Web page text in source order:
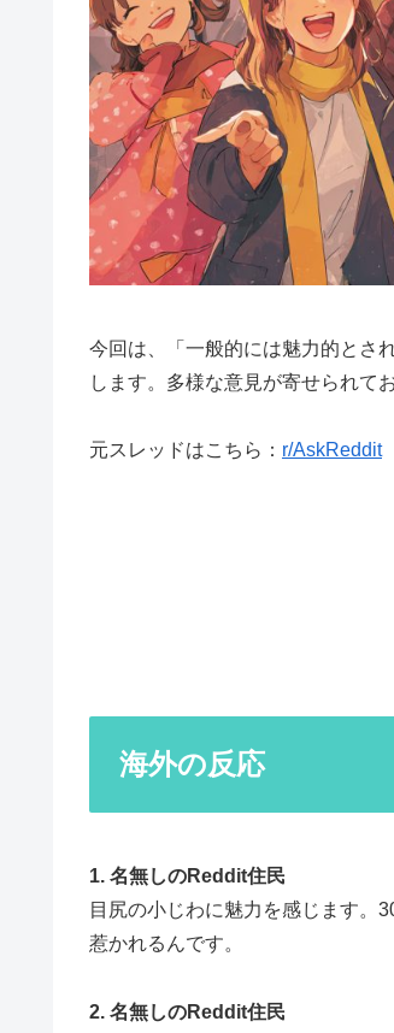
今回は、「一般的には魅力的とさ
します。多様な意見が寄せられて
元スレッドはこちら： r/AskReddit
海外の反応
1. 名無しのReddit住民
目尻の小じわに魅力を感じます。
惹かれるんです。
2. 名無しのReddit住民